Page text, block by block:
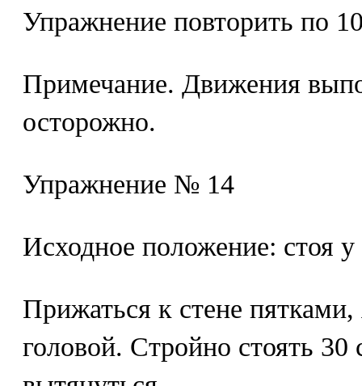
Упражнение повторить по
Примечание. Движения
осторожно.
Упражнение № 14
Исходное положение: стоя
Прижаться к стене
головой. Стройно стоять